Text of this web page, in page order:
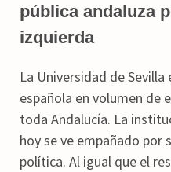
pública andaluza
izquierda
La Universidad de
española en volumen de
toda Andalucía. La
hoy se ve empañado por
política. Al igual que el